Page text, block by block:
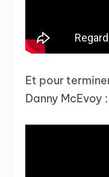
Et pour
Danny McEvoy :